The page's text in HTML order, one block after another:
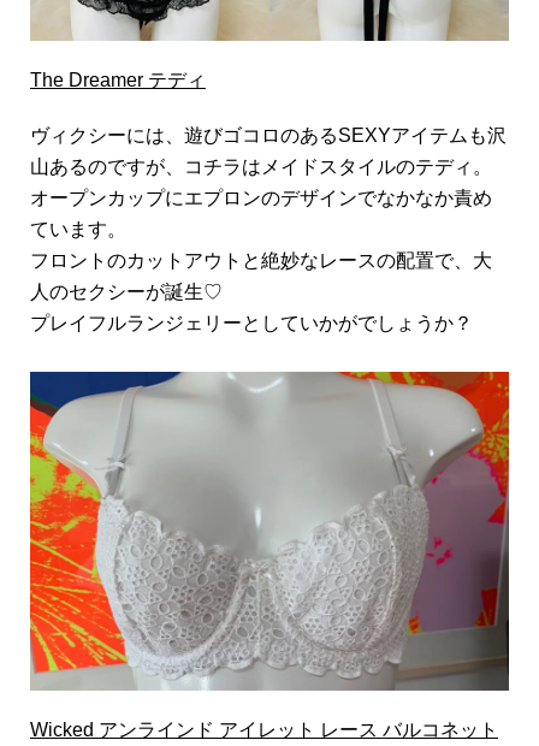
The Dreamer テディ
ヴィクシーには、遊びゴコロのあるSEXYアイテムも沢
山あるのですが、コチラはメイドスタイルのテディ。
オープンカップにエプロンのデザインでなかなか責め
ています。
フロントのカットアウトと絶妙なレースの配置で、大
人のセクシーが誕生♡
プレイフルランジェリーとしていかがでしょうか？
Wicked アンラインド アイレット レース バルコネット